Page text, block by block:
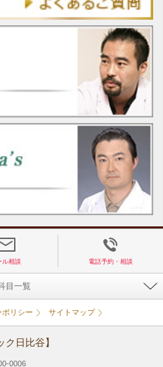
ル相談 電話予約・相談
目一覧
ポリシー サイトマップ
ク日比谷】
0006